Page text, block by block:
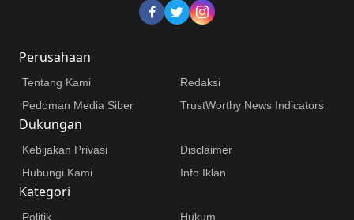
Perusahaan
Tentang Kami
Redaksi
Pedoman Media Siber
TrustWorthy News Indicators
Dukungan
Kebijakan Privasi
Disclaimer
Hubungi Kami
Info Iklan
Kategori
Politik Hukum